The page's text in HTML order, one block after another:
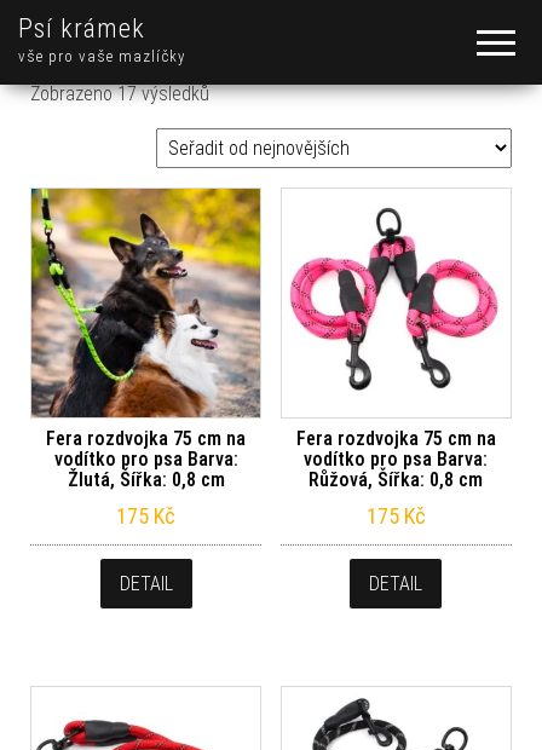
Psí krámek
vše pro vaše mazlíčky
Zobrazeno 17 výsledkůSeřazeno od nejnovějších
Fera rozdvojka 75 cm na
vodítko pro psa Barva:
Žlutá, Šířka: 0,8 cm
175 Kč
DETAIL
Fera rozdvojka 75 cm na
vodítko pro psa Barva:
Růžová, Šířka: 0,8 cm
175 Kč
DETAIL